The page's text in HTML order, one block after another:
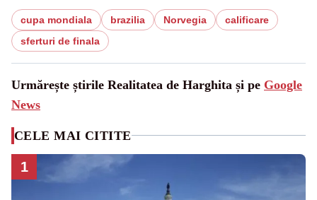
cupa mondiala brazilia Norvegia
calificare
sferturi de finala
Urmărește știrile Realitatea de Harghita și pe Google
News
CELE MAI CITITE
1